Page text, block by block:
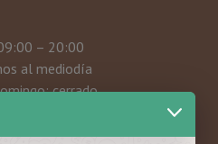
– 20:00
al mediodía
cerrado